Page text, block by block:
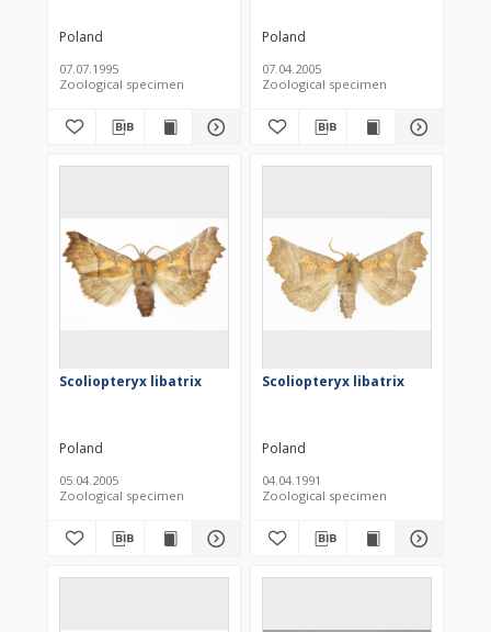
Poland
07.07.1995
Zoological specimen
Poland
07.04.2005
Zoological specimen
Scoliopteryx libatrix
Poland
05.04.2005
Zoological specimen
Scoliopteryx libatrix
Poland
04.04.1991
Zoological specimen